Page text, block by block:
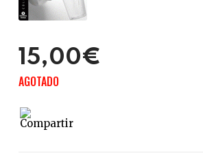
15,00€
AGOTADO